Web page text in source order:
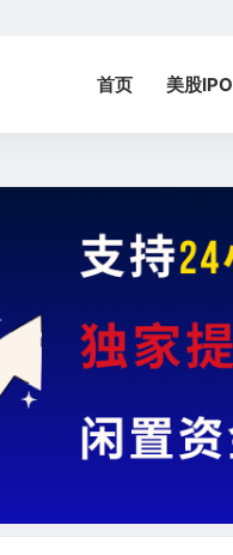
首页 美股IPO